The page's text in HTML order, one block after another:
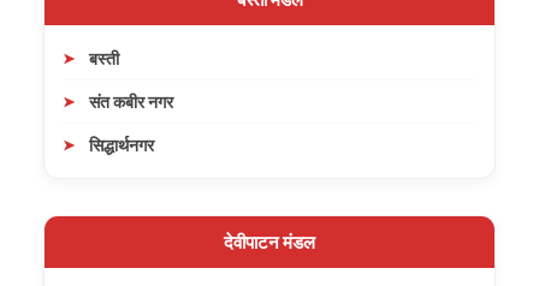
बस्ती
संत कबीर नगर
सिद्धार्थनगर
देवीपाटन मंडल